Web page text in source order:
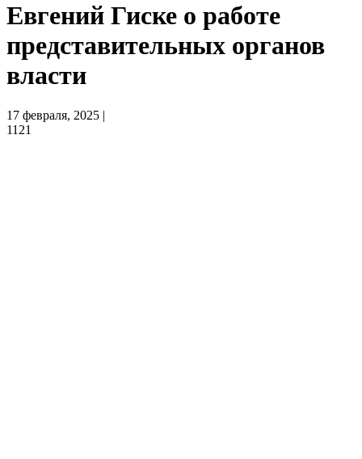
Евгений Гиске о работе
представительных органов
власти
17 февраля, 2025 |
1121